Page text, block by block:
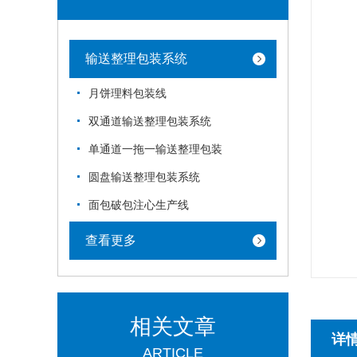
输送整理包装系统
月饼理料包装线
双通道输送整理包装系统
单通道一拖一输送整理包装
圆盘输送整理包装系统
面包破包注心生产线
查看更多
相关文章
ARTICLE
详